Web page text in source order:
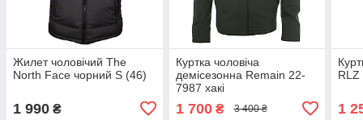
Жилет чоловічий The
North Face чорний S (46)
1 990 ₴
Куртка чоловіча
демісезонна Remain 22-
7987 хакі
1 700₴ 3 400 ₴
RLZ
1